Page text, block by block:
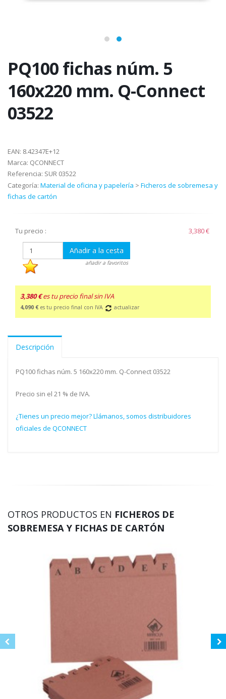
PQ100 fichas núm. 5
160x220 mm. Q-Connect
03522
EAN: 8.42347E+12
Marca: QCONNECT
Referencia: SUR 03522
Categoría: Material de oficina y papelería > Ficheros de sobremesa y
fichas de cartón
Tu precio : 3,380 €
Añadir a la cesta
añadir a favoritos
3,380 € es tu precio final sin IVA
4,090 € es tu precio final con IVA actualizar
Descripción
PQ100 fichas núm. 5 160x220 mm. Q-Connect 03522
Precio sin el 21 % de IVA.
¿Tienes un precio mejor? Llámanos, somos distribuidores
oficiales de QCONNECT
OTROS PRODUCTOS EN FICHEROS DE
SOBREMESA Y FICHAS DE CARTÓN